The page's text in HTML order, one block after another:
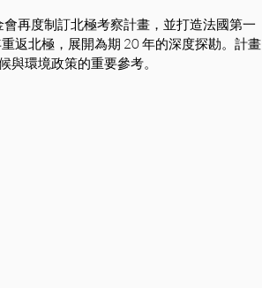
再度制訂北極考察計畫，並打造法國第一
返北極，展開為期 20 年的深度探勘。計畫
環境政策的重要參考。